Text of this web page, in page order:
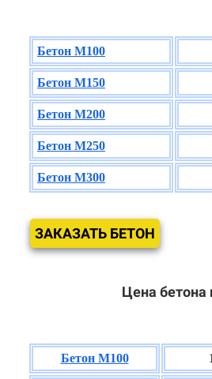
Бетон М100
Бетон М150
Бетон М200
Бетон М250
Бетон М300
ЗАКАЗАТЬ БЕТОН
Цена бетона
Бетон М100